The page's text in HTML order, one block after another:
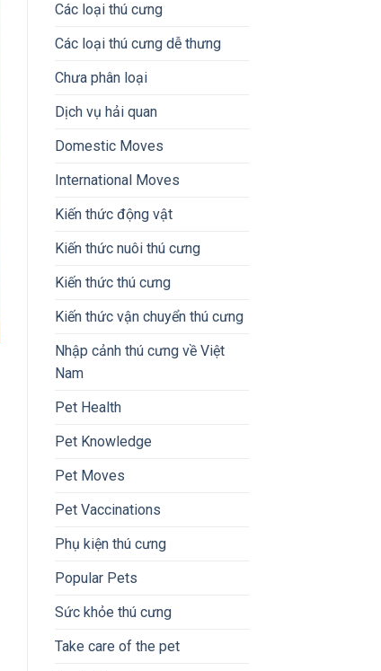
Các loại thú cưng
Các loại thú cưng dễ thưng
Chưa phân loại
Dịch vụ hải quan
Domestic Moves
International Moves
Kiến thức động vật
Kiến thức nuôi thú cưng
Kiến thức thú cưng
Kiến thức vận chuyển thú cưng
Nhập cảnh thú cưng về Việt
Nam
Pet Health
Pet Knowledge
Pet Moves
Pet Vaccinations
Phụ kiện thú cưng
Popular Pets
Sức khỏe thú cưng
Take care of the pet